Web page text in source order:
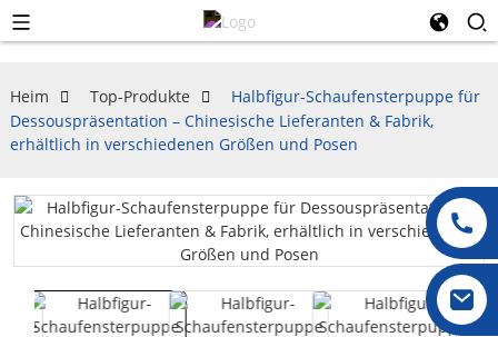
Heim Top-Produkte
Halbfigur-Schaufensterpuppe für
Dessouspräsentation – Chinesische Lieferanten & Fabrik,
erhältlich in verschiedenen Größen und Posen